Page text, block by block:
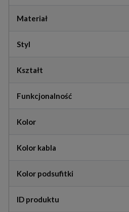
Materiał
Styl
Kształt
Funkcjonalność
Kolor
Kolor kabla
Kolor podsufitki
ID produktu